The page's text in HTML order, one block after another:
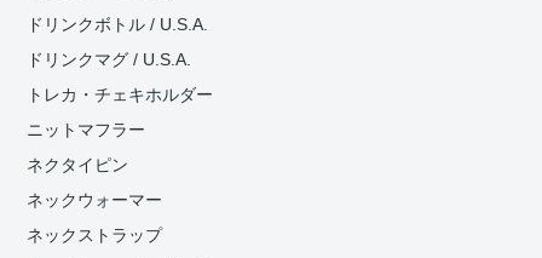
ドリンクボトル / U.S.A.
ドリンクマグ / U.S.A.
トレカ・チェキホルダー
ニットマフラー
ネクタイピン
ネックウォーマー
ネックストラップ